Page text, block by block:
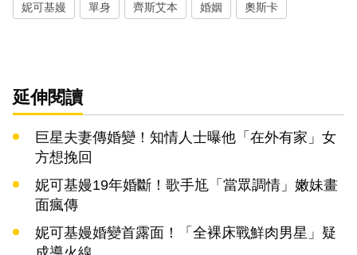
妮可基嫚 單身 齊斯艾本 婚姻 奧斯卡
延伸閱讀
巨星夫妻傳婚變！知情人士曝他「在外有家」女
方想挽回
妮可基嫚19年婚斷！歌手尪「當眾調情」嫩妹畫
面瘋傳
妮可基嫚婚變首露面！「全裸床戰鮮肉男星」疑